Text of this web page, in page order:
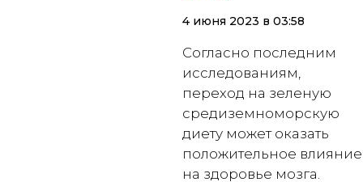
4 июня 2023 в 03:58
Согласно последним
исследованиям,
переход на зеленую
средиземноморскую
диету может оказать
положительное влияние
на здоровье мозга.